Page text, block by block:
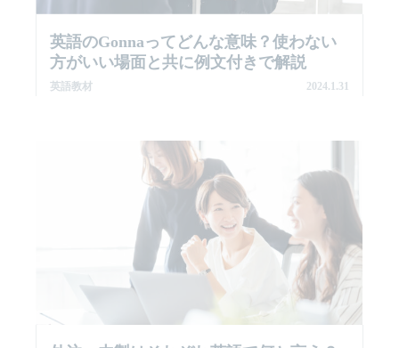
英語のgonnaってどんな意味？使わない
方がいい場面と共に例文付きで解説
英語教材 2024.1.31